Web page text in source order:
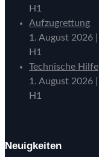
H1
Aufzugrettung
1. August 2026
H1
Technische Hilfe
1. August 2026
H1
Neuigkeiten